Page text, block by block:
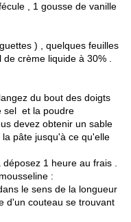
, 1 gousse de vanille
) , quelques feuilles
crème liquide à 30% .
du bout des doigts
sel et la poudre
devez obtenir un sable
pâte jusqu'à ce qu'elle
1 heure au frais .
:
le sens de la longueur
d'un couteau se trouvant